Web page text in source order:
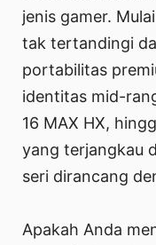
jenis gamer.
tak tertandingi
portabilitas
identitas mid-
16 MAX HX,
yang terjangkau
seri dirancang
Apakah Anda